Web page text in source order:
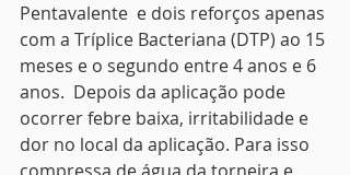
Pentavalente  e dois reforços apenas
com a Tríplice Bacteriana (DTP) ao 15
meses e o segundo entre 4 anos e 6
anos.  Depois da aplicação pode
ocorrer febre baixa, irritabilidade e
dor no local da aplicação. Para isso